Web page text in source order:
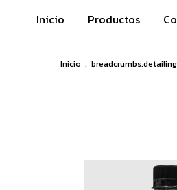
Inicio Productos
Inicio . breadcrumbs.detailing